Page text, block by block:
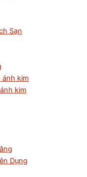
Sạn
ánh kim
kim
Dụng